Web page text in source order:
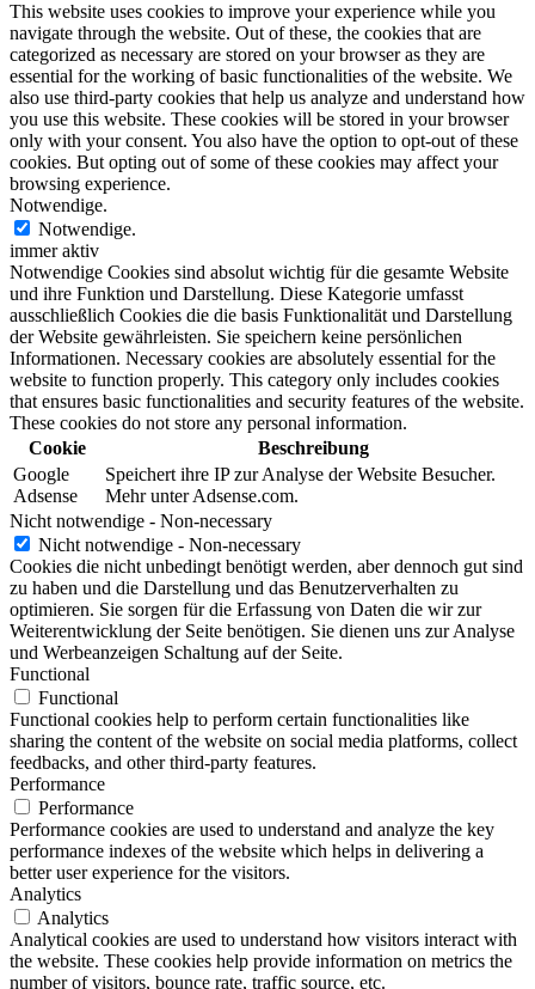
This website uses cookies to improve your experience while you
navigate through the website. Out of these, the cookies that are
categorized as necessary are stored on your browser as they are
essential for the working of basic functionalities of the website. We
also use third-party cookies that help us analyze and understand how
you use this website. These cookies will be stored in your browser
only with your consent. You also have the option to opt-out of these
cookies. But opting out of some of these cookies may affect your
browsing experience.
Notwendige.
Notwendige.
immer aktiv
Notwendige Cookies sind absolut wichtig für die gesamte Website
und ihre Funktion und Darstellung. Diese Kategorie umfasst
ausschließlich Cookies die die basis Funktionalität und Darstellung
der Website gewährleisten. Sie speichern keine persönlichen
Informationen. Necessary cookies are absolutely essential for the
website to function properly. This category only includes cookies
that ensures basic functionalities and security features of the website.
These cookies do not store any personal information.
Cookie
Beschreibung
Google
Adsense
Speichert ihre IP zur Analyse der Website Besucher.
Mehr unter Adsense.com.
Nicht notwendige - Non-necessary
Nicht notwendige - Non-necessary
Cookies die nicht unbedingt benötigt werden, aber dennoch gut sind
zu haben und die Darstellung und das Benutzerverhalten zu
optimieren. Sie sorgen für die Erfassung von Daten die wir zur
Weiterentwicklung der Seite benötigen. Sie dienen uns zur Analyse
und Werbeanzeigen Schaltung auf der Seite.
Functional
Functional
Functional cookies help to perform certain functionalities like
sharing the content of the website on social media platforms, collect
feedbacks, and other third-party features.
Performance
Performance
Performance cookies are used to understand and analyze the key
performance indexes of the website which helps in delivering a
better user experience for the visitors.
Analytics
Analytics
Analytical cookies are used to understand how visitors interact with
the website. These cookies help provide information on metrics the
number of visitors, bounce rate, traffic source, etc.